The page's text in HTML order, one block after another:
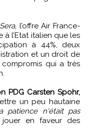
, l’offre Air France-
l’Etat italien que les
à 44%, deux
et un droit de
qui a très
PDG Carsten Spohr,
un peu hautaine
patience n'était pas
en faveur des